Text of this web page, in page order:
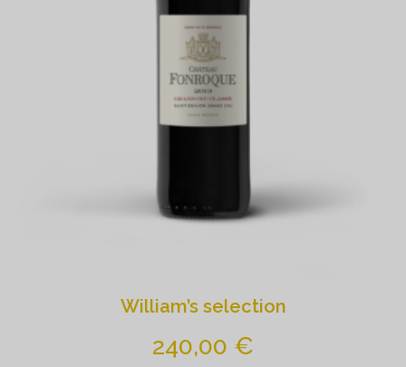
William’s selection
240,00 €